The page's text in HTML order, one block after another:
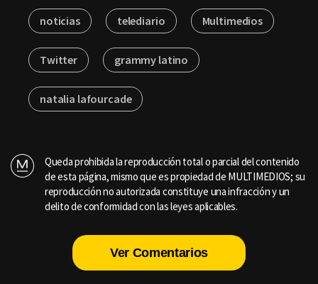
noticias telediario Multimedios
Twitter grammy latino
natalia lafourcade
Queda prohibida la reproducción total o parcial del contenido
de esta página, mismo que es propiedad de MULTIMEDIOS; su
reproducción no autorizada constituye una infracción y un
delito de conformidad con las leyes aplicables.
Ver Comentarios